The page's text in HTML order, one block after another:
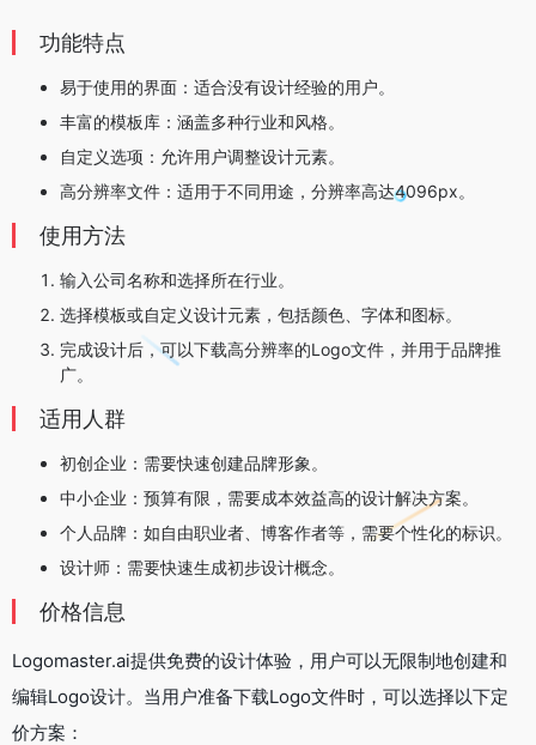
功能特点
‌易于使用的界面‌：适合没有设计经验的用户。
‌丰富的模板库‌：涵盖多种行业和风格。
‌自定义选项‌：允许用户调整设计元素。
‌高分辨率文件‌：适用于不同用途，分辨率高达4096px‌。
使用方法
输入公司名称和选择所在行业。
选择模板或自定义设计元素，包括颜色、字体和图标。
完成设计后，可以下载高分辨率的Logo文件，并用于品牌推
广‌。
适用人群
‌初创企业‌：需要快速创建品牌形象。
‌中小企业‌：预算有限，需要成本效益高的设计解决方案。
‌个人品牌‌：如自由职业者、博客作者等，需要个性化的标识。
‌设计师‌：需要快速生成初步设计概念‌。
价格信息
Logomaster.ai提供免费的设计体验，用户可以无限制地创建和
编辑Logo设计。当用户准备下载Logo文件时，可以选择以下定
价方案：